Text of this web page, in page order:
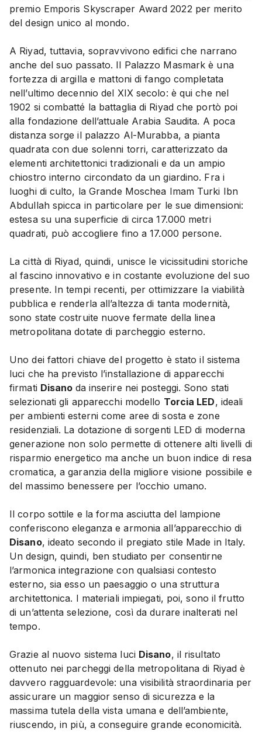
premio Emporis Skyscraper Award 2022 per merito
del design unico al mondo.
A Riyad, tuttavia, sopravvivono edifici che narrano
anche del suo passato. Il Palazzo Masmark è una
fortezza di argilla e mattoni di fango completata
nell’ultimo decennio del XIX secolo: è qui che nel
1902 si combatté la battaglia di Riyad che portò poi
alla fondazione dell’attuale Arabia Saudita. A poca
distanza sorge il palazzo Al-Murabba, a pianta
quadrata con due solenni torri, caratterizzato da
elementi architettonici tradizionali e da un ampio
chiostro interno circondato da un giardino. Fra i
luoghi di culto, la Grande Moschea Imam Turki Ibn
Abdullah spicca in particolare per le sue dimensioni:
estesa su una superficie di circa 17.000 metri
quadrati, può accogliere fino a 17.000 persone.
La città di Riyad, quindi, unisce le vicissitudini storiche
al fascino innovativo e in costante evoluzione del suo
presente. In tempi recenti, per ottimizzare la viabilità
pubblica e renderla all’altezza di tanta modernità,
sono state costruite nuove fermate della linea
metropolitana dotate di parcheggio esterno.
Uno dei fattori chiave del progetto è stato il sistema
luci che ha previsto l’installazione di apparecchi
firmati Disano da inserire nei posteggi. Sono stati
selezionati gli apparecchi modello Torcia LED, ideali
per ambienti esterni come aree di sosta e zone
residenziali. La dotazione di sorgenti LED di moderna
generazione non solo permette di ottenere alti livelli di
risparmio energetico ma anche un buon indice di resa
cromatica, a garanzia della migliore visione possibile e
del massimo benessere per l’occhio umano.
Il corpo sottile e la forma asciutta del lampione
conferiscono eleganza e armonia all’apparecchio di
Disano, ideato secondo il pregiato stile Made in Italy.
Un design, quindi, ben studiato per consentirne
l’armonica integrazione con qualsiasi contesto
esterno, sia esso un paesaggio o una struttura
architettonica. I materiali impiegati, poi, sono il frutto
di un’attenta selezione, così da durare inalterati nel
tempo.
Grazie al nuovo sistema luci Disano, il risultato
ottenuto nei parcheggi della metropolitana di Riyad è
davvero ragguardevole: una visibilità straordinaria per
assicurare un maggior senso di sicurezza e la
massima tutela della vista umana e dell’ambiente,
riuscendo, in più, a conseguire grande economicità.